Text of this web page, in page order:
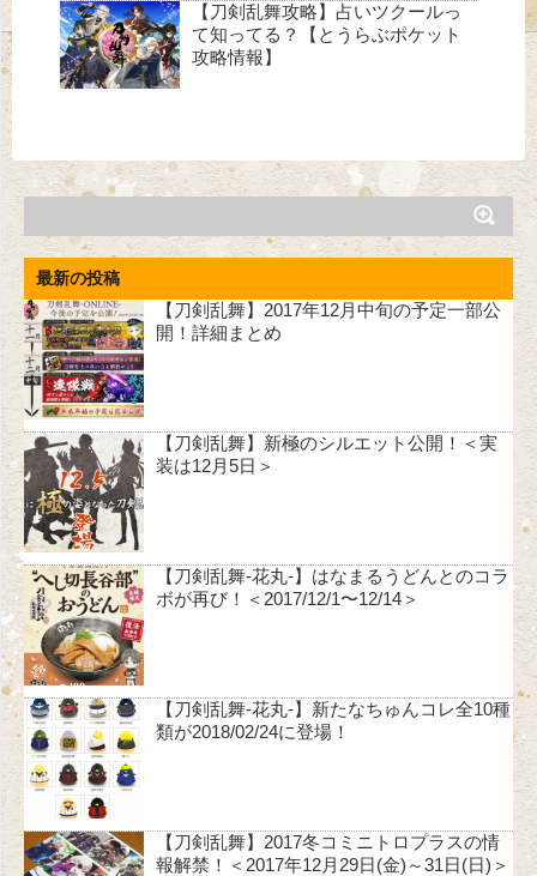
【刀剣乱舞攻略】占いツクールっ
て知ってる？【とうらぶポケット
攻略情報】
最新の投稿
【刀剣乱舞】2017年12月中旬の予定一部公
開！詳細まとめ
【刀剣乱舞】新極のシルエット公開！＜実
装は12月5日＞
【刀剣乱舞-花丸-】はなまるうどんとのコラ
ボが再び！＜2017/12/1〜12/14＞
【刀剣乱舞-花丸-】新たなちゅんコレ全10種
類が2018/02/24に登場！
【刀剣乱舞】2017冬コミニトロプラスの情
報解禁！＜2017年12月29日(金)～31日(日)＞